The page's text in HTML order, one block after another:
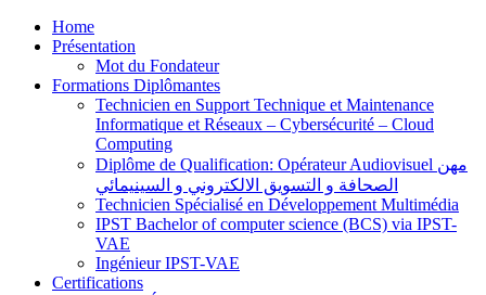
Home
Présentation
Mot du Fondateur
Formations Diplômantes
Technicien en Support Technique et Maintenance
Informatique et Réseaux – Cybersécurité – Cloud
Computing
Diplôme de Qualification: Opérateur Audiovisuel مهن
الصحافة و التسويق الالكتروني و السينيمائي
Technicien Spécialisé en Développement Multimédia
IPST Bachelor of computer science (BCS) via IPST-
VAE
Ingénieur IPST-VAE
Certifications